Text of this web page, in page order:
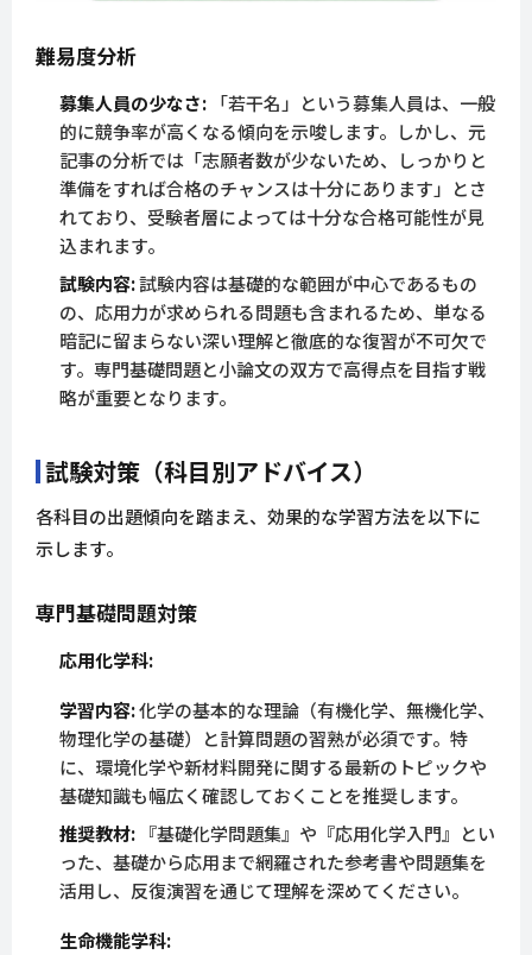
難易度分析
募集人員の少なさ: 「若干名」という募集人員は、一般
的に競争率が高くなる傾向を示唆します。しかし、元
記事の分析では「志願者数が少ないため、しっかりと
準備をすれば合格のチャンスは十分にあります」とさ
れており、受験者層によっては十分な合格可能性が見
込まれます。
試験内容:試験内容は基礎的な範囲が中心であるもの
の、応用力が求められる問題も含まれるため、単なる
暗記に留まらない深い理解と徹底的な復習が不可欠で
す。専門基礎問題と小論文の双方で高得点を目指す戦
略が重要となります。
試験対策（科目別アドバイス）
各科目の出題傾向を踏まえ、効果的な学習方法を以下に
示します。
専門基礎問題対策
応用化学科:
学習内容:化学の基本的な理論（有機化学、無機化学、
物理化学の基礎）と計算問題の習熟が必須です。特
に、環境化学や新材料開発に関する最新のトピックや
基礎知識も幅広く確認しておくことを推奨します。
推奨教材: 『基礎化学問題集』や『応用化学入門』とい
った、基礎から応用まで網羅された参考書や問題集を
活用し、反復演習を通じて理解を深めてください。
生命機能学科: